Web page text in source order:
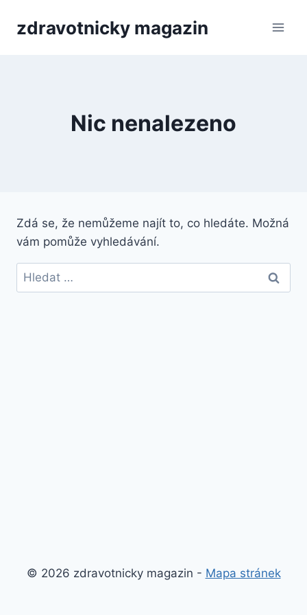
zdravotnicky magazin
Nic nenalezeno
Zdá se, že nemůžeme najít to, co hledáte. Možná
vám pomůže vyhledávání.
Vyhledávání
© 2026 zdravotnicky magazin - Mapa stránek